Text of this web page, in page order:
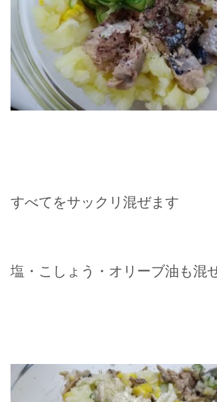
すべてをサックリ混ぜます
塩・こしょう・オリーブ油も混